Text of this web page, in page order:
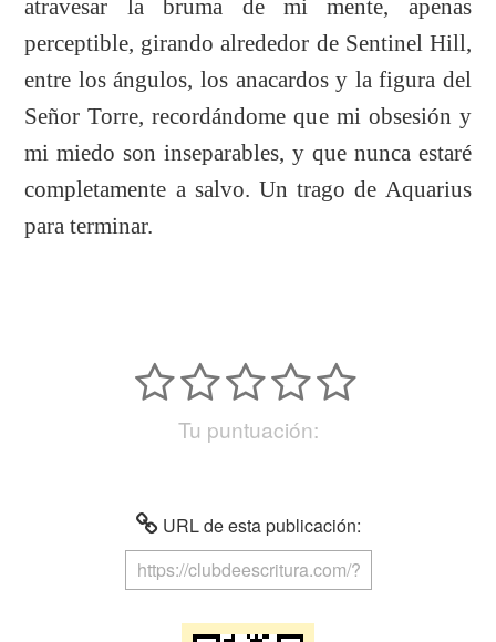
atravesar la bruma de mi mente, apenas
perceptible, girando alrededor de Sentinel Hill,
entre los ángulos, los anacardos y la figura del
Señor Torre, recordándome que mi obsesión y
mi miedo son inseparables, y que nunca estaré
completamente a salvo. Un trago de Aquarius
para terminar.
Tu puntuación:
URL de esta publicación: